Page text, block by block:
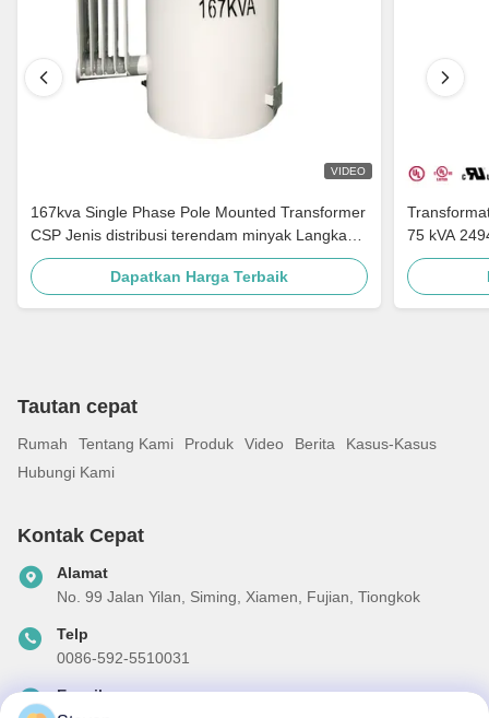
VIDEO
167kva Single Phase Pole Mounted Transformer
CSP Jenis distribusi terendam minyak Langkah
Turun 4160v Ke 480v
Dapatkan Harga Terbaik
75 kVA
Untuk
Tautan cepat
Rumah Tentang Kami Produk Video Berita
Kasus-Kasus
Hubungi Kami
Kontak Cepat
Alamat
No. 99 Jalan Yilan, Siming, Xiamen, Fujian, Tiongkok
Telp
0086-592-5510031
E-mail